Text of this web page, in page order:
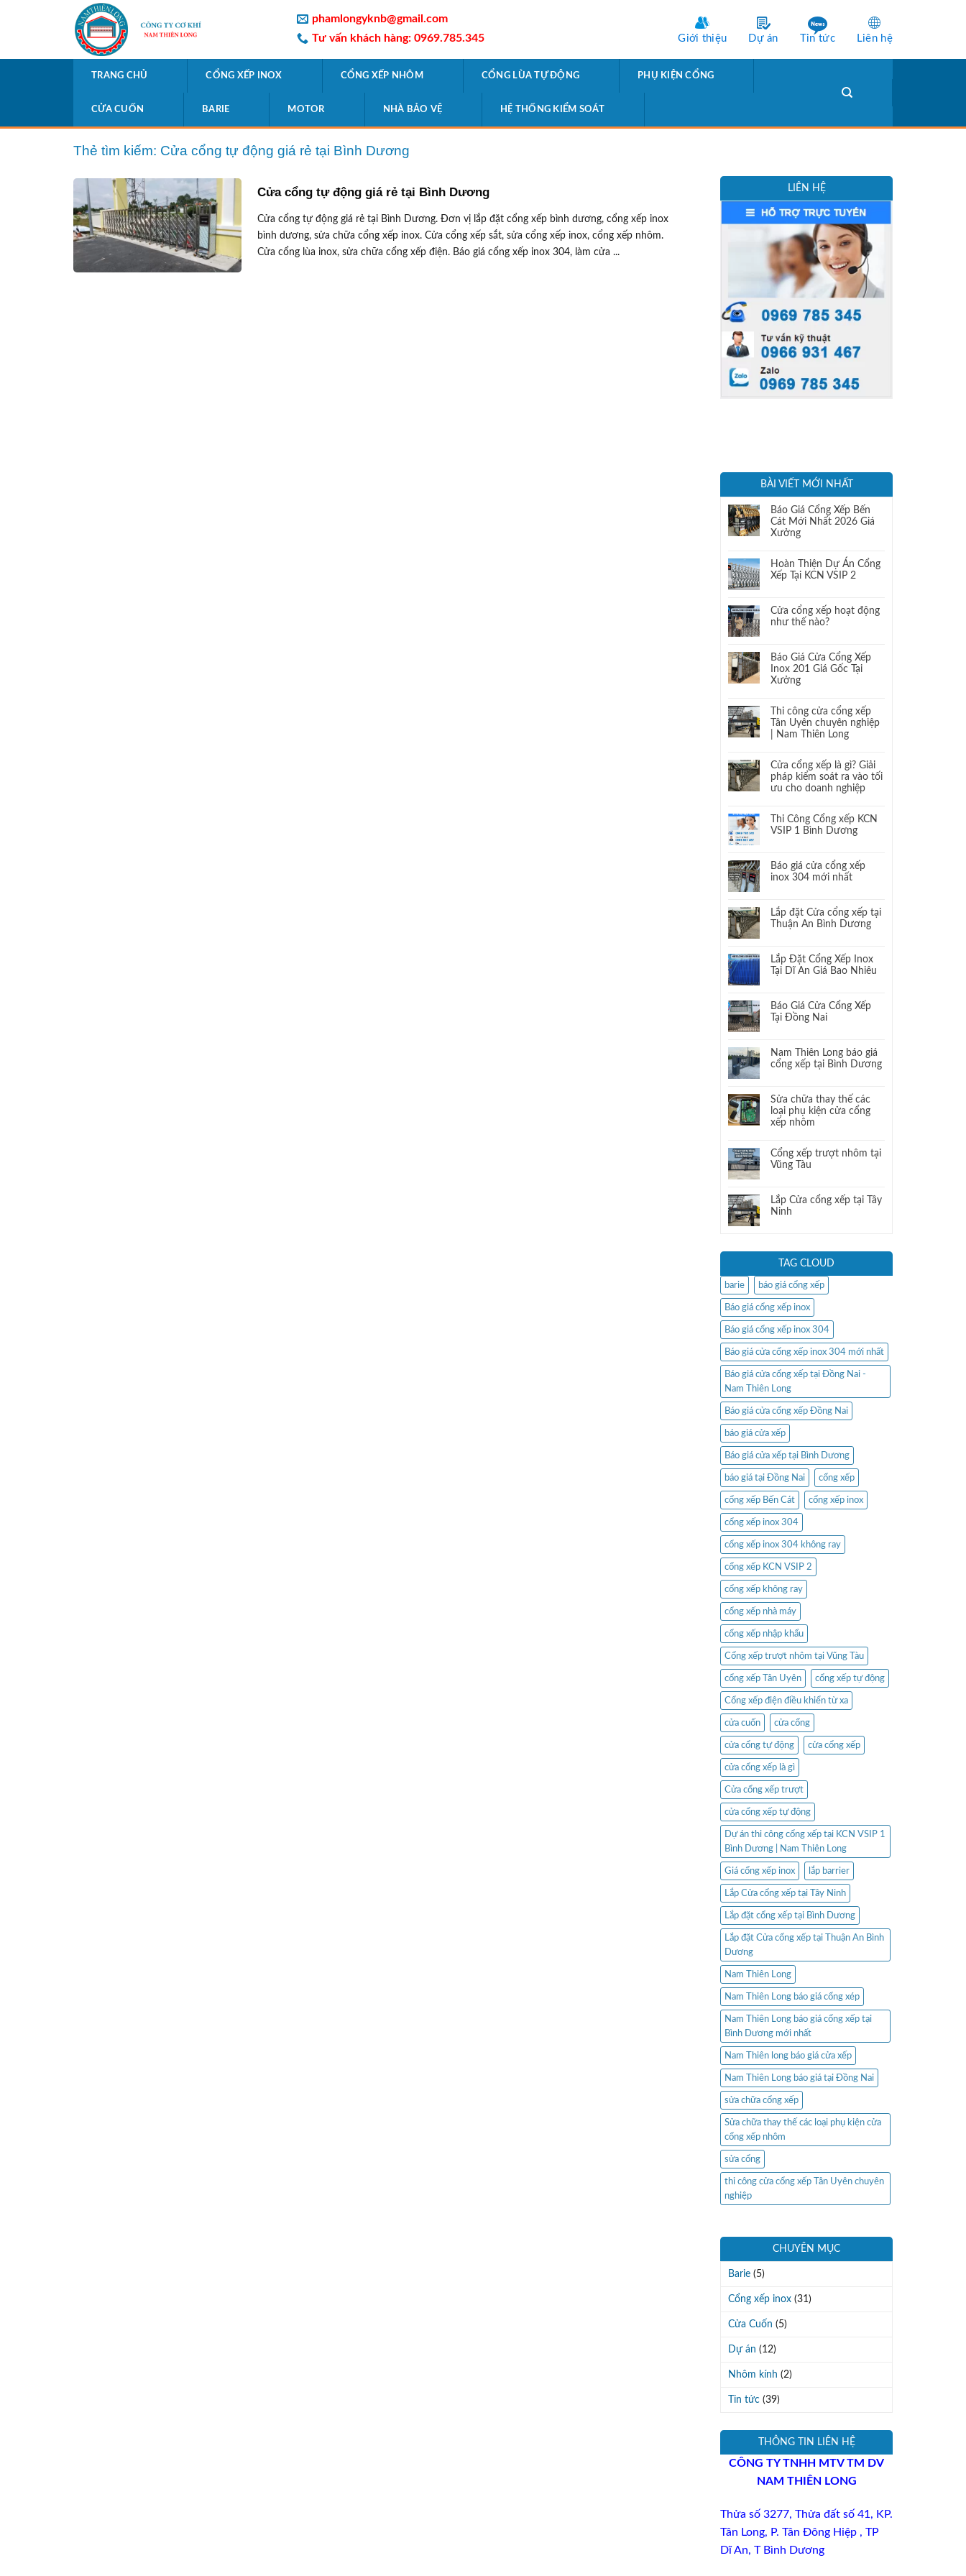
phamlongyknb@gmail.com
Tư vấn khách hàng: 0969.785.345
Giới thiệu Dự án Tin tức Liên hệ
TRANG CHỦ CỔNG XẾP INOX CỔNG XẾP NHÔM CỔNG LÙA TỰ ĐỘNG PHỤ KIỆN CỔNG
CỬA CUỐN BARIE MOTOR NHÀ BẢO VỆ HỆ THỐNG KIỂM SOÁT
Thẻ tìm kiếm: Cửa cổng tự động giá rẻ tại Bình Dương
Cửa cổng tự động giá rẻ tại Bình Dương
Cửa cổng tự động giá rẻ tại Bình Dương. Đơn vị lắp đặt cổng xếp bình dương, cổng xếp inox
bình dương, sửa chữa cổng xếp inox. Cửa cổng xếp sắt, sửa cổng xếp inox, cổng xếp nhôm.
Cửa cổng lùa inox, sửa chữa cổng xếp điện. Báo giá cổng xếp inox 304, làm cửa ...
LIÊN HỆ
BÀI VIẾT MỚI NHẤT
Báo Giá Cổng Xếp Bến
Cát Mới Nhất 2026 Giá
Xưởng
Hoàn Thiện Dự Án Cổng
Xếp Tại KCN VSIP 2
Cửa cổng xếp hoạt động
như thế nào?
Báo Giá Cửa Cổng Xếp
Inox 201 Giá Gốc Tại
Xưởng
Thi công cửa cổng xếp
Tân Uyên chuyên nghiệp
| Nam Thiên Long
Cửa cổng xếp là gì? Giải
pháp kiểm soát ra vào tối
ưu cho doanh nghiệp
Thi Công Cổng xếp KCN
VSIP 1 Bình Dương
Báo giá cửa cổng xếp
inox 304 mới nhất
Lắp đặt Cửa cổng xếp tại
Thuận An Bình Dương
Lắp Đặt Cổng Xếp Inox
Tại Dĩ An Giá Bao Nhiêu
Báo Giá Cửa Cổng Xếp
Tại Đồng Nai
Nam Thiên Long báo giá
cổng xếp tại Bình Dương
Sửa chữa thay thế các
loại phụ kiện cửa cổng
xếp nhôm
Cổng xếp trượt nhôm tại
Vũng Tàu
Lắp Cửa cổng xếp tại Tây
Ninh
TAG CLOUD
barie báo giá cổng xếp
Báo giá cổng xếp inox
Báo giá cổng xếp inox 304
Báo giá cửa cổng xếp inox 304 mới nhất
Báo giá cửa cổng xếp tại Đồng Nai -
Nam Thiên Long
Báo giá cửa cổng xếp Đồng Nai
báo giá cửa xếp
Báo giá cửa xếp tại Bình Dương
báo giá tại Đồng Nai cổng xếp
cổng xếp Bến Cát cổng xếp inox
cổng xếp inox 304
cổng xếp inox 304 không ray
cổng xếp KCN VSIP 2
cổng xếp không ray
cổng xếp nhà máy
cổng xếp nhập khẩu
Cổng xếp trượt nhôm tại Vũng Tàu
cổng xếp Tân Uyên cổng xếp tự động
Cổng xếp điện điều khiển từ xa
cửa cuốn cửa cổng
cửa cổng tự động cửa cổng xếp
cửa cổng xếp là gì
Cửa cổng xếp trượt
cửa cổng xếp tự động
Dự án thi công cổng xếp tại KCN VSIP 1
Bình Dương | Nam Thiên Long
Giá cổng xếp inox lắp barrier
Lắp Cửa cổng xếp tại Tây Ninh
Lắp đặt cổng xếp tại Bình Dương
Lắp đặt Cửa cổng xếp tại Thuận An Bình
Dương
Nam Thiên Long
Nam Thiên Long báo giá cổng xép
Nam Thiên Long báo giá cổng xếp tại
Bình Dương mới nhất
Nam Thiên long báo giá cửa xếp
Nam Thiên Long báo giá tại Đồng Nai
sửa chữa cổng xếp
Sửa chữa thay thế các loại phụ kiện cửa
cổng xếp nhôm
sửa cổng
thi công cửa cổng xếp Tân Uyên chuyên
nghiệp
CHUYÊN MỤC
Barie (5)
Cổng xếp inox (31)
Cửa Cuốn (5)
Dự án (12)
Nhôm kính (2)
Tin tức (39)
THÔNG TIN LIÊN HỆ
CÔNG TY TNHH MTV TM DV
NAM THIÊN LONG
Thửa số 3277, Thửa đất số 41, KP.
Tân Long, P. Tân Đông Hiệp , TP
Dĩ An, TBình Dương